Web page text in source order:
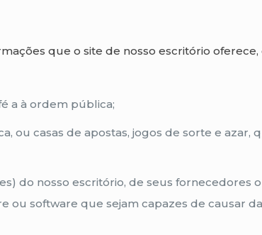
que o site de nosso escritório
a à ordem pública;
ou casas de apostas, jogos de sorte e
do nosso escritório, de seus fornecedores
ou software que sejam capazes de causar